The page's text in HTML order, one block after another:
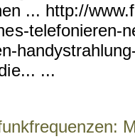
... http://
s-telefonieren-
e... ...